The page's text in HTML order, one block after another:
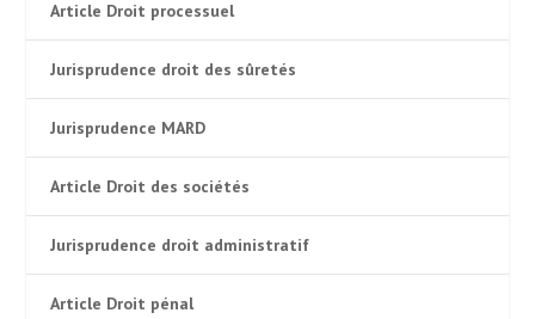
Article Droit processuel
Jurisprudence droit des sûretés
Jurisprudence MARD
Article Droit des sociétés
Jurisprudence droit administratif
Article Droit pénal